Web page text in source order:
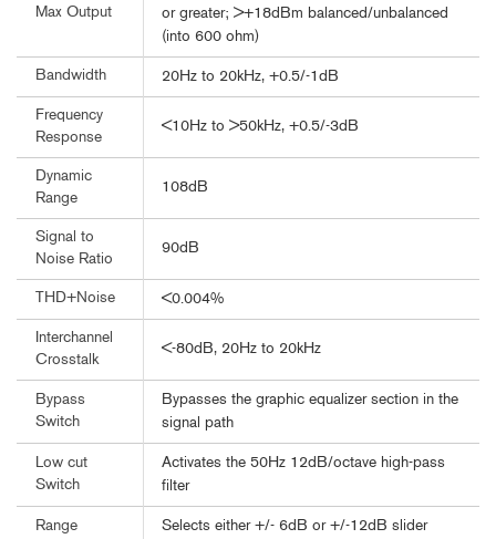
Max Output
or greater; >+18dBm balanced/unbalanced
(into 600 ohm)
Bandwidth 20Hz to 20kHz, +0.5/-1dB
Frequency
Response
<10Hz to >50kHz, +0.5/-3dB
Dynamic
Range
108dB
Signal to
Noise Ratio
90dB
THD+Noise <0.004%
Interchannel
Crosstalk
<-80dB, 20Hz to 20kHz
Bypass
Switch
Bypasses the graphic equalizer section in the
signal path
Low cut
Switch
Activates the 50Hz 12dB/octave high-pass
filter
Range
Selects either +/- 6dB or +/-12dB slider